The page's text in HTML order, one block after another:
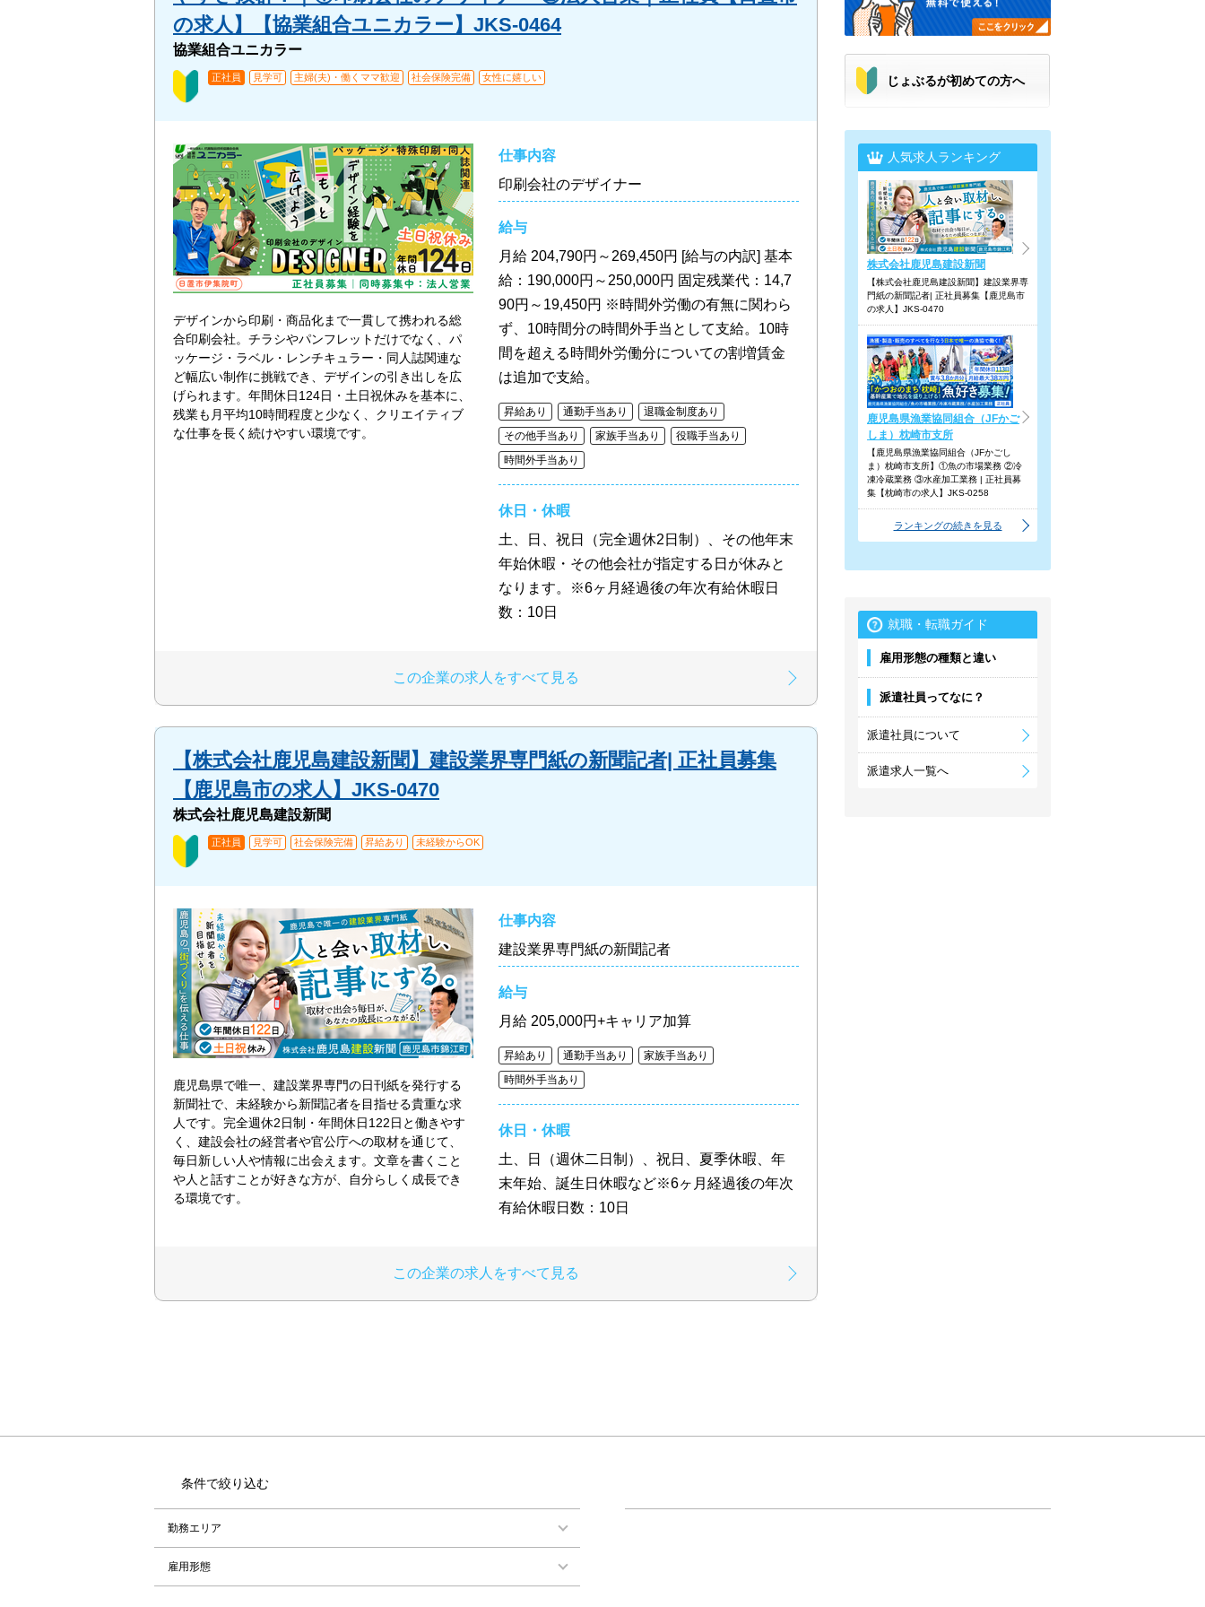
の求人】【協業組合ユニカラー】JKS-0464
協業組合ユニカラー
正社員 見学可 主婦(夫)・働くママ歓迎 社会保険完備 女性に嬉しい
デザインから印刷・商品化まで一貫して携われる総
合印刷会社。チラシやパンフレットだけでなく、パ
ッケージ・ラベル・レンチキュラー・同人誌関連な
ど幅広い制作に挑戦でき、デザインの引き出しを広
げられます。年間休日124日・土日祝休みを基本に、
残業も月平均10時間程度と少なく、クリエイティブ
な仕事を長く続けやすい環境です。
仕事内容
印刷会社のデザイナー
給与
月給 204,790円～269,450円 [給与の内訳] 基本
給：190,000円～250,000円 固定残業代：14,7
90円～19,450円 ※時間外労働の有無に関わら
ず、10時間分の時間外手当として支給。10時
間を超える時間外労働分についての割増賃金
は追加で支給。
昇給あり 通勤手当あり
退職金制度あり
その他手当あり
家族手当あり
役職手当あり
時間外手当あり
休日・休暇
土、日、祝日（完全週休2日制）、その他年末
年始休暇・その他会社が指定する日が休みと
なります。※6ヶ月経過後の年次有給休暇日
数：10日
この企業の求人をすべて見る
【株式会社鹿児島建設新聞】建設業界専門紙の新聞記者| 正社員募集
【鹿児島市の求人】JKS-0470
株式会社鹿児島建設新聞
正社員 見学可 社会保険完備 昇給あり 未経験からOK
鹿児島県で唯一、建設業界専門の日刊紙を発行する
新聞社で、未経験から新聞記者を目指せる貴重な求
人です。完全週休2日制・年間休日122日と働きやす
く、建設会社の経営者や官公庁への取材を通じて、
毎日新しい人や情報に出会えます。文章を書くこと
や人と話すことが好きな方が、自分らしく成長でき
る環境です。
仕事内容
建設業界専門紙の新聞記者
給与
月給 205,000円+キャリア加算
昇給あり 通勤手当あり
家族手当あり
時間外手当あり
休日・休暇
土、日（週休二日制）、祝日、夏季休暇、年
末年始、誕生日休暇など※6ヶ月経過後の年次
有給休暇日数：10日
この企業の求人をすべて見る
じょぶるが初めての方へ
人気求人ランキング
株式会社鹿児島建設新聞
【株式会社鹿児島建設新聞】建設業界専
門紙の新聞記者| 正社員募集【鹿児島市
の求人】JKS-0470
鹿児島県漁業協同組合（JFかご
しま）枕崎市支所
【鹿児島県漁業協同組合（JFかごし
ま）枕崎市支所】①魚の市場業務 ②冷
凍冷蔵業務 ③水産加工業務 | 正社員募
集【枕崎市の求人】JKS-0258
ランキングの続きを見る
就職・転職ガイド
雇用形態の種類と違い
派遣社員ってなに？
派遣社員について
派遣求人一覧へ
条件で絞り込む
勤務エリア
雇用形態